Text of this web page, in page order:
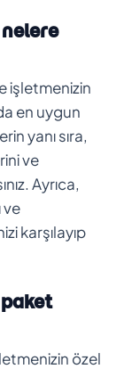
işletmenizin
en uygun
yanı sıra,
ve
Ayrıca,
ve
karşılayıp
özel